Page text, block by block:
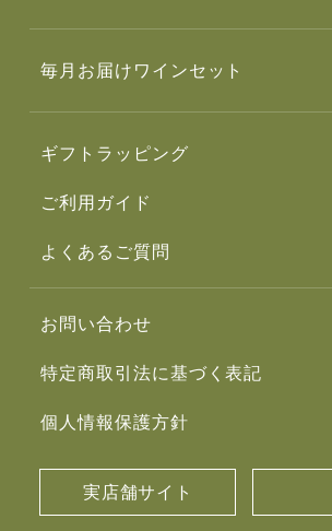
毎月お届けワインセット
ギフトラッピング
ご利用ガイド
よくあるご質問
お問い合わせ
特定商取引法に基づく表記
個人情報保護方針
実店舗サイト